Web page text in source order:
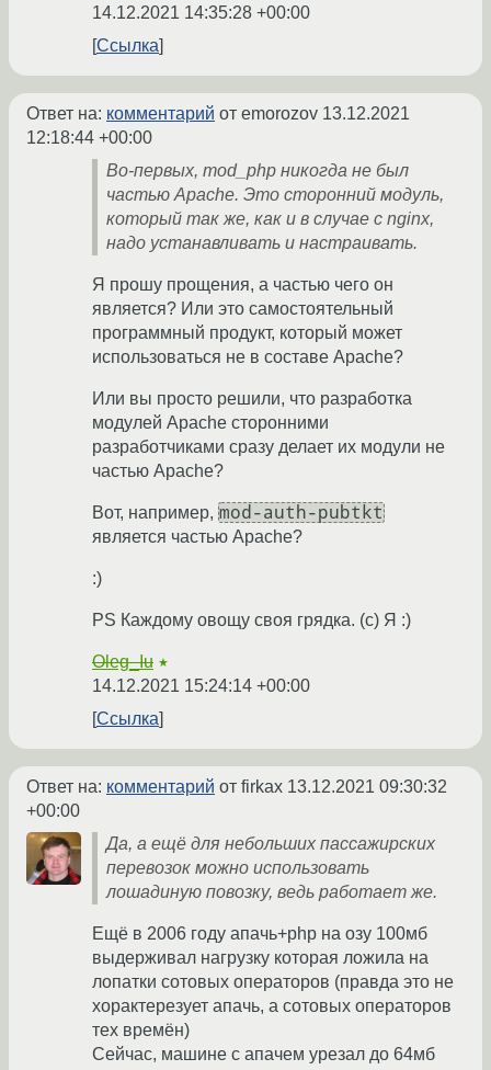
14.12.2021 14:35:28 +00:00
Ссылка
Ответ на: комментарий от emorozov 13.12.2021
12:18:44 +00:00
Во-первых, mod_php никогда не был
частью Apache. Это сторонний модуль,
который так же, как и в случае с nginx,
надо устанавливать и настраивать.
Я прошу прощения, а частью чего он
является? Или это самостоятельный
программный продукт, который может
использоваться не в составе Apache?
Или вы просто решили, что разработка
модулей Apache сторонними
разработчиками сразу делает их модули не
частью Apache?
Вот, например, mod-auth-pubtkt
является частью Apache?
:)
PS Каждому овощу своя грядка. (c) Я :)
Oleg_Iu ★
14.12.2021 15:24:14 +00:00
Ссылка
Ответ на: комментарий от firkax 13.12.2021 09:30:32
+00:00
Да, а ещё для небольших пассажирских
перевозок можно использовать
лошадиную повозку, ведь работает же.
Ещё в 2006 году апачь+php на озу 100мб
выдерживал нагрузку которая ложила на
лопатки сотовых операторов (правда это не
хорактерезует апачь, а сотовых операторов
тех времён)
Сейчас, машине с апачем урезал до 64мб